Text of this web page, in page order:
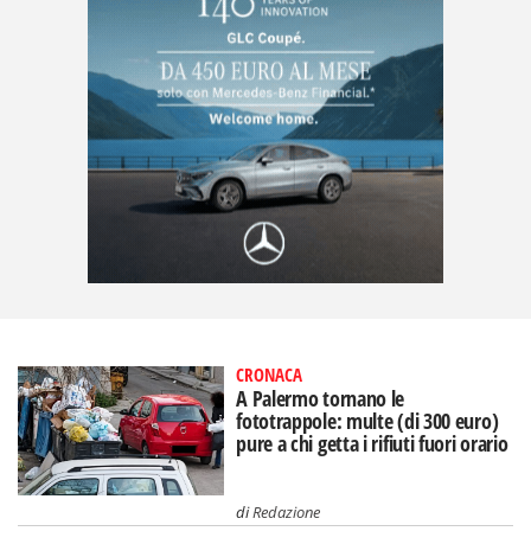
CRONACA
A Palermo tornano le
fototrappole: multe (di 300 euro)
pure a chi getta i rifiuti fuori orario
diRedazione